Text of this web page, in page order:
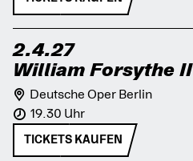
2.4.27
William Forsythe II
Deutsche Oper Berlin
19.30 Uhr
TICKETS KAUFEN